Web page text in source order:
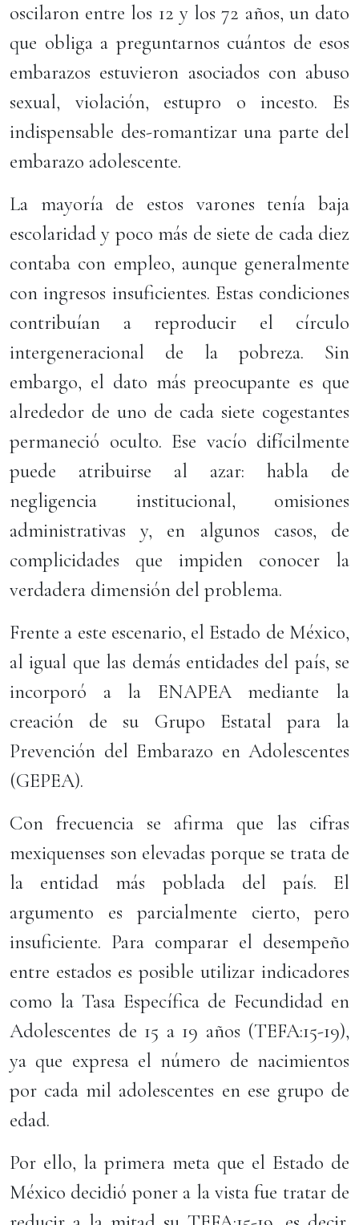
oscilaron entre los 12 y los 72 años, un dato
que obliga a preguntarnos cuántos de esos
embarazos estuvieron asociados con abuso
sexual, violación, estupro o incesto. Es
indispensable des-romantizar una parte del
embarazo adolescente.
La mayoría de estos varones tenía baja
escolaridad y poco más de siete de cada diez
contaba con empleo, aunque generalmente
con ingresos insuficientes. Estas condiciones
contribuían a reproducir el círculo
intergeneracional de la pobreza. Sin
embargo, el dato más preocupante es que
alrededor de uno de cada siete cogestantes
permaneció oculto. Ese vacío difícilmente
puede atribuirse al azar: habla de
negligencia institucional, omisiones
administrativas y, en algunos casos, de
complicidades que impiden conocer la
verdadera dimensión del problema.
Frente a este escenario, el Estado de México,
al igual que las demás entidades del país, se
incorporó a la ENAPEA mediante la
creación de su Grupo Estatal para la
Prevención del Embarazo en Adolescentes
(GEPEA).
Con frecuencia se afirma que las cifras
mexiquenses son elevadas porque se trata de
la entidad más poblada del país. El
argumento es parcialmente cierto, pero
insuficiente. Para comparar el desempeño
entre estados es posible utilizar indicadores
como la Tasa Específica de Fecundidad en
Adolescentes de 15 a 19 años (TEFA:15-19),
ya que expresa el número de nacimientos
por cada mil adolescentes en ese grupo de
edad.
Por ello, la primera meta que el Estado de
México decidió poner a la vista fue tratar de